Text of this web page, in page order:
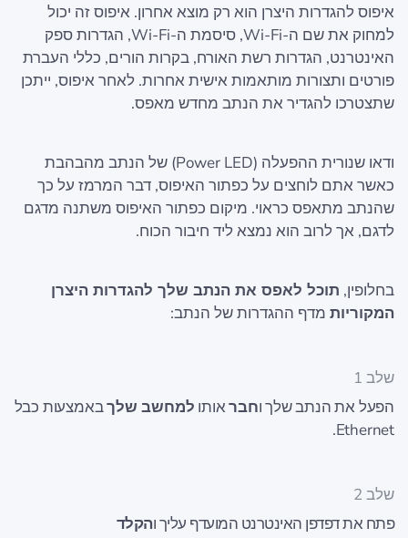
איפוס להגדרות היצרן הוא רק מוצא אחרון. איפוס זה יכול
למחוק את שם ה-Wi-Fi, סיסמת ה-Wi-Fi, הגדרות ספק
האינטרנט, הגדרות רשת האורח, בקרות הורים, כללי העברת
פורטים ותצורות מותאמות אישית אחרות. לאחר איפוס, ייתכן
שתצטרכו להגדיר את הנתב מחדש מאפס.
ודאו שנורית ההפעלה (Power LED) של הנתב מהבהבת
כאשר אתם לוחצים על כפתור האיפוס, דבר המרמז על כך
שהנתב מתאפס כראוי. מיקום כפתור האיפוס משתנה מדגם
לדגם, אך לרוב הוא נמצא ליד חיבור הכוח.
בחלופין, תוכל לאפס את הנתב שלך להגדרות היצרן
המקוריות מדף ההגדרות של הנתב:
שלב 1
הפעל את הנתב שלך וחבראותו למחשב שלךבאמצעות כבל
Ethernet.
שלב 2
פתח את דפדפן האינטרנט המועדף עליך והקלד